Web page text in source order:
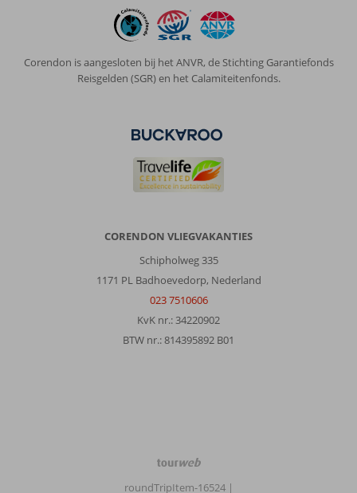
Corendon is aangesloten bij het ANVR, de Stichting Garantiefonds
Reisgelden (SGR) en het Calamiteitenfonds.
CORENDON VLIEGVAKANTIES
Schipholweg 335
1171 PL Badhoevedorp, Nederland
023 7510606
KvK nr.: 34220902
BTW nr.: 814395892 B01
TourWeb
roundTripItem-16524 |